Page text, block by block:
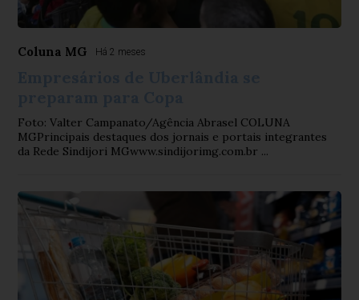
Coluna MG Há 2 meses
Foto: Valter Campanato/Agência Abrasel COLUNA
MGPrincipais destaques dos jornais e portais integrantes
da Rede Sindijori MGwww.sindijorimg.com.br ...